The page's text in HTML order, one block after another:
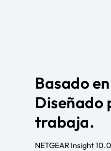
Basado
Diseñado
trabaja.
NETGEAR Insight